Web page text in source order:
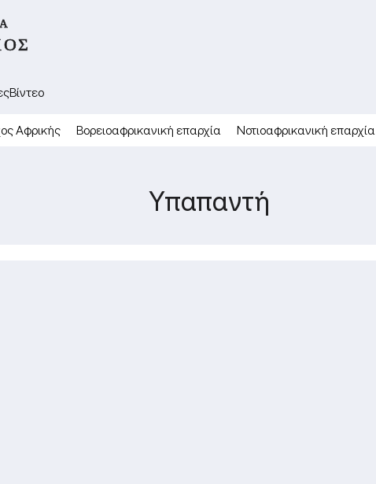
Βίντεο
Αφρικής Βορειοαφρικανική επαρχία Νοτιοαφρικανική επαρχία
Υπαπαντή